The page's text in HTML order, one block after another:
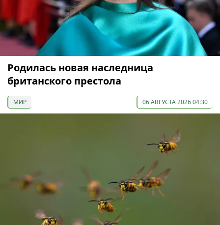
Родилась новая наследница
британского престола
МИР 06 АВГУСТА 2026 04:30